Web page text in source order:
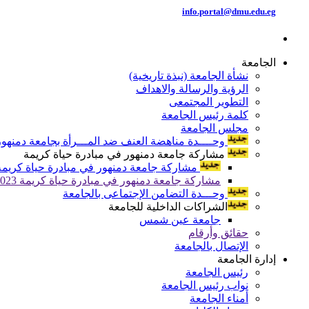
info.portal@dmu.edu.eg
الجامعة
نشأة الجامعة (نبذة تاريخية)
الرؤية والرسالة والاهداف
التطوير المجتمعى
كلمة رئيس الجامعة
مجلس الجامعة
وحــــدة مناهضة العنف ضد المـــرأة بجامعة
مشاركة جامعة دمنهور في مبادرة حياة كريمة
مشاركة جامعة دمنهور في مبادرة حياة كريمة
مشاركة جامعة دمنهور في مبادرة حياة كريمة 2023
وحـــدة التضامن الإجتماعى بالجامعة
الشراكات الداخلية للجامعة
جامعة عين شمس
حقائق وأرقام
الإتصال بالجامعة
إدارة الجامعة
رئيس الجامعة
نواب رئيس الجامعة
أمناء الجامعة